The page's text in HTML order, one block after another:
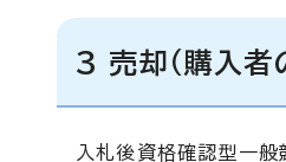
3 売却（購入者
入札後資格確認型一般